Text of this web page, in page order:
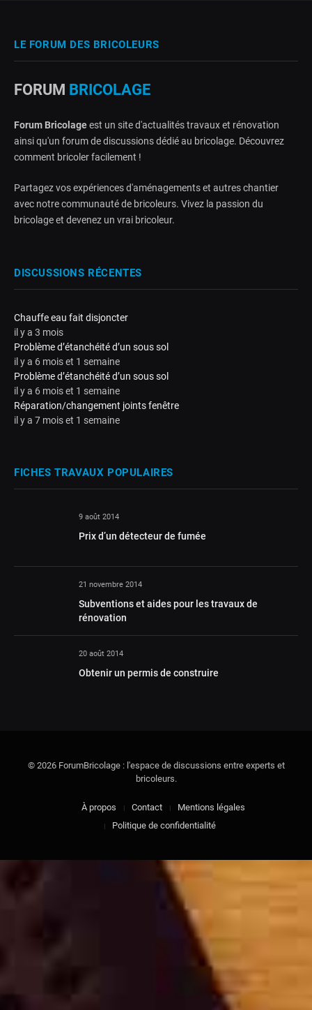
LE FORUM DES BRICOLEURS
FORUM BRICOLAGE
Forum Bricolageest un site d'actualités travaux et rénovation
ainsi qu'un forum de discussions dédié au bricolage. Découvrez
comment bricoler facilement !
Partagez vos expériences d'aménagements et autres chantier
avec notre communauté de bricoleurs. Vivez la passion du
bricolage et devenez un vrai bricoleur.
DISCUSSIONS RÉCENTES
Chauffe eau fait disjoncter
il y a 3 mois
Problème d’étanchéité d’un sous sol
il y a 6 mois et 1 semaine
Problème d’étanchéité d’un sous sol
il y a 6 mois et 1 semaine
Réparation/changement joints fenêtre
il y a 7 mois et 1 semaine
FICHES TRAVAUX POPULAIRES
9 août 2014
Prix d’un détecteur de fumée
21 novembre 2014
Subventions et aides pour les travaux de
rénovation
20 août 2014
Obtenir un permis de construire
© 2026 ForumBricolage : l'espace de discussions entre experts et
bricoleurs.
À propos Contact
Mentions légales
Politique de confidentialité